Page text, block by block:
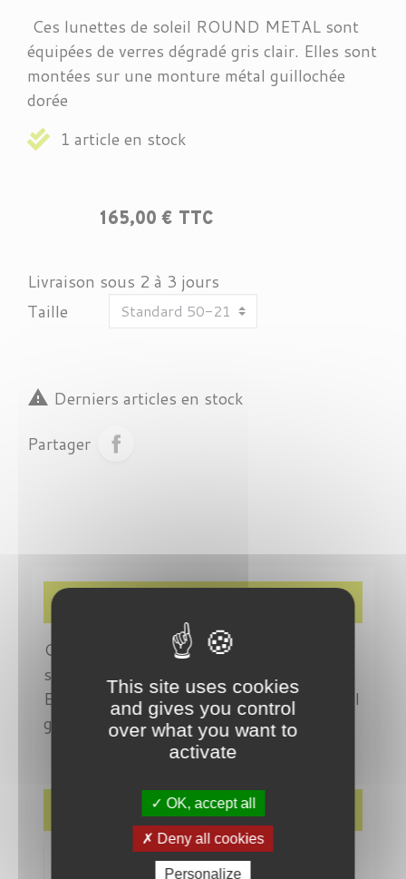
Ces lunettes de soleil ROUND METAL sont
équipées de verres dégradé gris clair. Elles sont
montées sur une monture métal guillochée
dorée
1 article en stock
165,00 € TTC
Livraison sous 2 à 3 jours
Taille
 Derniers articles en stock
Partager
Ces lunettes de soleil ROUND METAL
sont équipées de verres dégradé gris clair.
Elles sont montées sur une monture métal
guillochée dorée
Détails du produit
This site uses cookies
and gives you control
over what you want to
activate
OK, accept all
Deny all cookies
Personalize